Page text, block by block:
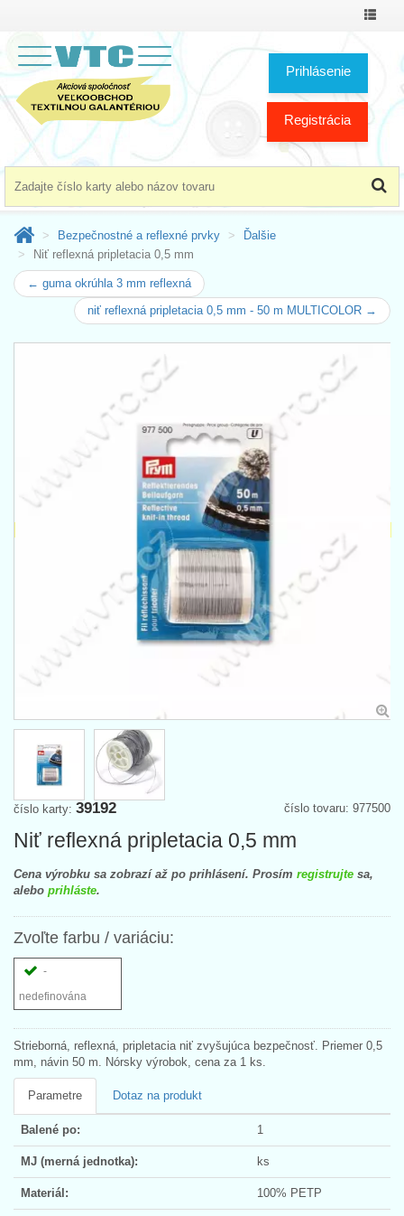
Prepnúť
Prihlásenie
Registrácia
Bezpečnostné a reflexné prvky
Ďalšie
Niť reflexná pripletacia 0,5 mm
← guma okrúhla 3 mm reflexná
niť reflexná pripletacia 0,5 mm - 50 m MULTICOLOR →
číslo tovaru: 977500
číslo karty: 39192
Niť reflexná pripletacia 0,5 mm
Cena výrobku sa zobrazí až po prihlásení. Prosím registrujte sa,
alebo prihláste.
Zvoľte farbu / variáciu:
-
nedefinována
Strieborná, reflexná, pripletacia niť zvyšujúca bezpečnosť. Priemer 0,5
mm, návin 50 m. Nórsky výrobok, cena za 1 ks.
Parametre Dotaz na produkt
Balené po: 1
MJ (merná jednotka): ks
Materiál: 100% PETP